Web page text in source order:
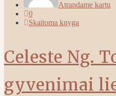
Atrandame kartu
0
Skaitoma knyga
Celeste Ng.
gyvenimai